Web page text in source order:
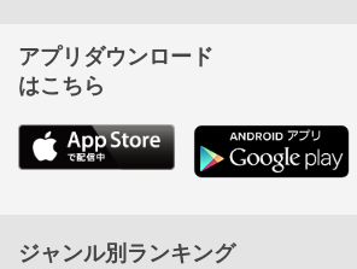
アプリダウンロード
はこちら
ジャンル別ランキング